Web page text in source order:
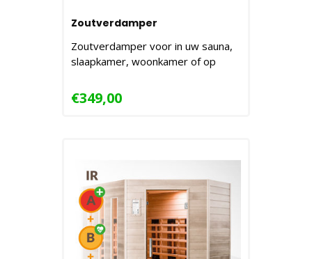
Zoutverdamper
Zoutverdamper voor in uw sauna,
slaapkamer, woonkamer of op
€349,00